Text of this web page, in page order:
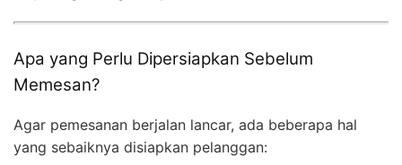
Apa yang Perlu Dipersiapkan Sebelum
Memesan?
Agar pemesanan berjalan lancar, ada beberapa hal
yang sebaiknya disiapkan pelanggan: